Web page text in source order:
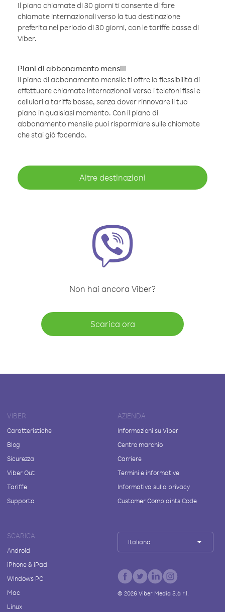
Il piano chiamate di 30 giorni ti consente di fare
chiamate internazionali verso la tua destinazione
preferita nel periodo di 30 giorni, con le tariffe basse di
Viber.
Piani di abbonamento mensili
Il piano di abbonamento mensile ti offre la flessibilità di
effettuare chiamate internazionali verso i telefoni fissi e
cellulari a tariffe basse, senza dover rinnovare il tuo
piano in qualsiasi momento. Con il piano di
abbonamento mensile puoi risparmiare sulle chiamate
che stai già facendo.
Altre destinazioni
Non hai ancora Viber?
Scarica ora
VIBER
Caratteristiche
Blog
Sicurezza
Viber Out
Tariffe
Supporto
AZIENDA
Informazioni su Viber
Centro marchio
Carriere
Termini e informative
Informativa sulla privacy
Customer Complaints Code
SCARICA
Android
iPhone & iPad
Windows PC
Mac
Linux
Italiano
© 2026Viber Media S.à r.l.